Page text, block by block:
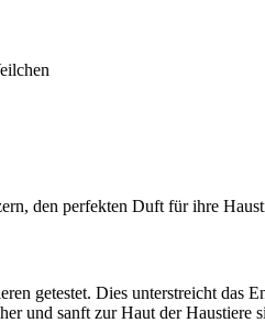
den perfekten Duft für ihre
getestet. Dies unterstreicht
und sanft zur Haut der